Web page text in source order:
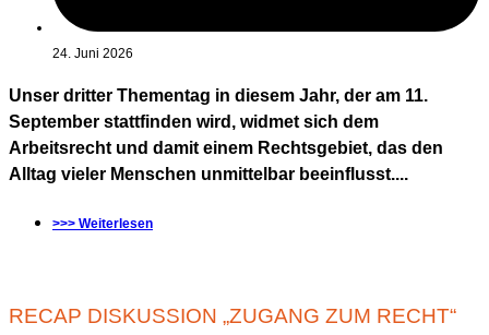
24. Juni 2026
Unser dritter Thementag in diesem Jahr, der am 11.
September stattfinden wird, widmet sich dem
Arbeitsrecht und damit einem Rechtsgebiet, das den
Alltag vieler Menschen unmittelbar beeinflusst....
>>> Weiterlesen
RECAP DISKUSSION „ZUGANG ZUM RECHT“